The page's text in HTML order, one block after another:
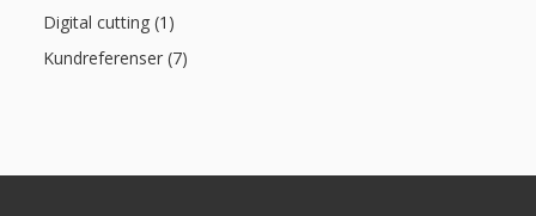
Digital cutting (1)
Kundreferenser (7)